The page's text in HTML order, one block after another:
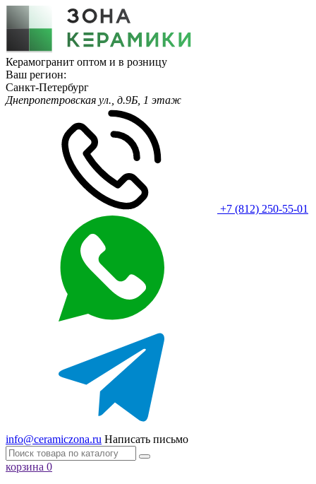
Керамогранит оптом и в розницу
Ваш регион:
Санкт-Петербург
Днепропетровская ул., д.9Б, 1 этаж
+7 (812) 250-55-01
info@ceramiczona.ru Написать письмо
корзина 0